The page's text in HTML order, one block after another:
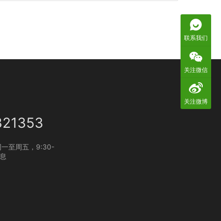
一至周五，9:30-
联系我们
关注微信
关注微博